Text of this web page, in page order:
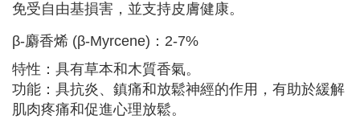
免受自由基損害，並支持皮膚健康。
β-麝香烯 (β-Myrcene)：2-7%
特性：具有草本和木質香氣。
功能：具抗炎、鎮痛和放鬆神經的作用，有助於緩解
肌肉疼痛和促進心理放鬆。